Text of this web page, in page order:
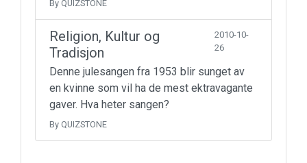
By QUIZSTONE
Religion, Kultur og
Tradisjon
2010-10-
26
Denne julesangen fra 1953 blir sunget av
en kvinne som vil ha de mest ektravagante
gaver. Hva heter sangen?
By QUIZSTONE